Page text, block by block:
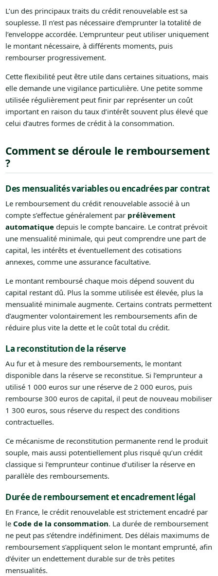
L’un des principaux traits du crédit renouvelable est sa
souplesse. Il n’est pas nécessaire d’emprunter la totalité de
l’enveloppe accordée. L’emprunteur peut utiliser uniquement
le montant nécessaire, à différents moments, puis
rembourser progressivement.
Cette flexibilité peut être utile dans certaines situations, mais
elle demande une vigilance particulière. Une petite somme
utilisée régulièrement peut finir par représenter un coût
important en raison du taux d’intérêt souvent plus élevé que
celui d’autres formes de crédit à la consommation.
Comment se déroule le remboursement
?
Des mensualités variables ou encadrées par contrat
Le remboursement du crédit renouvelable associé à un
compte s’effectue généralement par prélèvement
automatiquedepuis le compte bancaire. Le contrat prévoit
une mensualité minimale, qui peut comprendre une part de
capital, les intérêts et éventuellement des cotisations
annexes, comme une assurance facultative.
Le montant remboursé chaque mois dépend souvent du
capital restant dû. Plus la somme utilisée est élevée, plus la
mensualité minimale augmente. Certains contrats permettent
d’augmenter volontairement les remboursements afin de
réduire plus vite la dette et le coût total du crédit.
La reconstitution de la réserve
Au fur et à mesure des remboursements, le montant
disponible dans la réserve se reconstitue. Si l’emprunteur a
utilisé 1 000 euros sur une réserve de 2 000 euros, puis
rembourse 300 euros de capital, il peut de nouveau mobiliser
1 300 euros, sous réserve du respect des conditions
contractuelles.
Ce mécanisme de reconstitution permanente rend le produit
souple, mais aussi potentiellement plus risqué qu’un crédit
classique si l’emprunteur continue d’utiliser la réserve en
parallèle des remboursements.
Durée de remboursement et encadrement légal
En France, le crédit renouvelable est strictement encadré par
le Code de la consommation. La durée de remboursement
ne peut pas s’étendre indéfiniment. Des délais maximums de
remboursement s’appliquent selon le montant emprunté, afin
d’éviter un endettement durable sur de très petites
mensualités.